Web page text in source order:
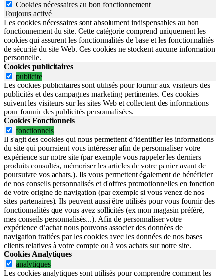
Cookies nécessaires au bon fonctionnement
Toujours activé
Les cookies nécessaires sont absolument indispensables au bon
fonctionnement du site. Cette catégorie comprend uniquement les
cookies qui assurent les fonctionnalités de base et les fonctionnalités
de sécurité du site Web. Ces cookies ne stockent aucune information
personnelle.
Cookies publicitaires
publicite
Les cookies publicitaires sont utilisés pour fournir aux visiteurs des
publicités et des campagnes marketing pertinentes. Ces cookies
suivent les visiteurs sur les sites Web et collectent des informations
pour fournir des publicités personnalisées.
Cookies Fonctionnels
fonctionnels
Il s'agit des cookies qui nous permettent d’identifier les informations
du site qui pourraient vous intéresser afin de personnaliser votre
expérience sur notre site (par exemple vous rappeler les derniers
produits consultés, mémoriser les articles de votre panier avant de
poursuivre vos achats.). Ils vous permettent également de bénéficier
de nos conseils personnalisés et d'offres promotionnelles en fonction
de votre origine de navigation (par exemple si vous venez de nos
sites partenaires). Ils peuvent aussi être utilisés pour vous fournir des
fonctionnalités que vous avez sollicités (ex mon magasin préféré,
mes conseils personnalisés...). Afin de personnaliser votre
expérience d’achat nous pouvons associer des données de
navigation traitées par les cookies avec les données de nos bases
clients relatives à votre compte ou à vos achats sur notre site.
Cookies Analytiques
analytiques
Les cookies analytiques sont utilisés pour comprendre comment les